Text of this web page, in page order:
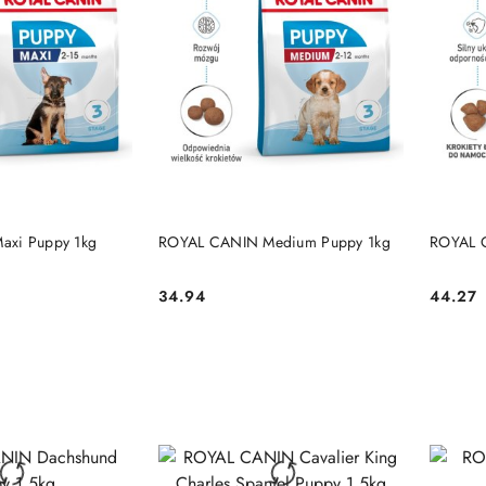
Puppy 1kg ROYAL CANIN Medium Puppy 1kg
Cena:
34.94
DO KOSZYKA ROYAL
Cena:
44.27